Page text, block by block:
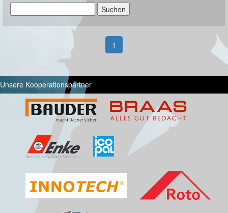
nach:
1
Unsere Kooperationspartner